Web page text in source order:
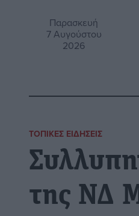
Παρασκευή
7 Αυγούστου
2026
ΤΟΠΙΚΈΣ ΕΙΔΉΣΕΙΣ
της ΝΔ